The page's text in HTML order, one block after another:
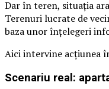
Dar în teren, situația
Terenuri lucrate de
baza unor înțelegeri
Aici intervine acțiunea
Scenariu real: